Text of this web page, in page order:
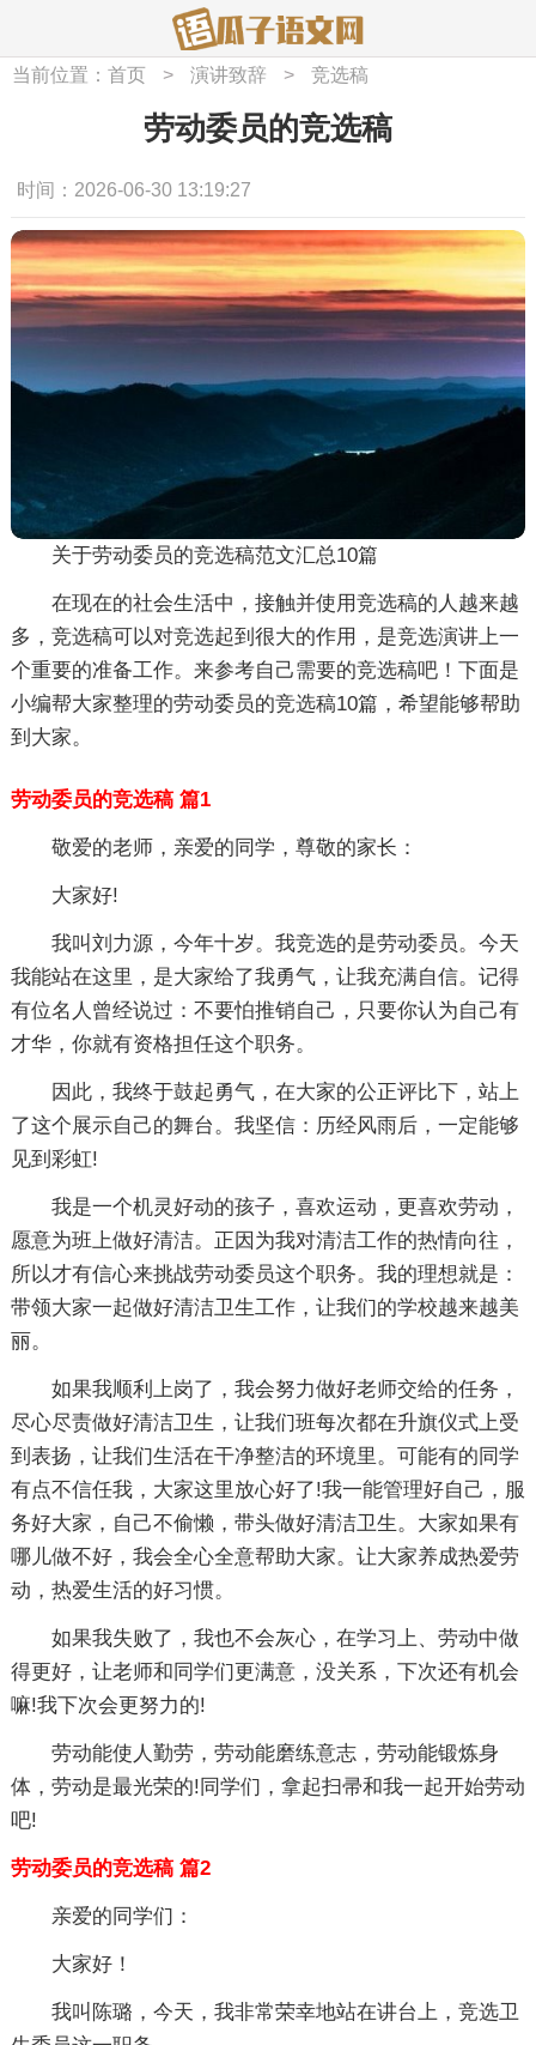
当前位置： 首页 > 演讲致辞 > 竞选稿
劳动委员的竞选稿
时间：2026-06-30 13:19:27
关于劳动委员的竞选稿范文汇总10篇
在现在的社会生活中，接触并使用竞选稿的人越来越
多，竞选稿可以对竞选起到很大的作用，是竞选演讲上一
个重要的准备工作。来参考自己需要的竞选稿吧！下面是
小编帮大家整理的劳动委员的竞选稿10篇，希望能够帮助
到大家。
劳动委员的竞选稿 篇1
敬爱的老师，亲爱的同学，尊敬的家长：
大家好!
我叫刘力源，今年十岁。我竞选的是劳动委员。今天
我能站在这里，是大家给了我勇气，让我充满自信。记得
有位名人曾经说过：不要怕推销自己，只要你认为自己有
才华，你就有资格担任这个职务。
因此，我终于鼓起勇气，在大家的公正评比下，站上
了这个展示自己的舞台。我坚信：历经风雨后，一定能够
见到彩虹!
我是一个机灵好动的孩子，喜欢运动，更喜欢劳动，
愿意为班上做好清洁。正因为我对清洁工作的热情向往，
所以才有信心来挑战劳动委员这个职务。我的理想就是：
带领大家一起做好清洁卫生工作，让我们的学校越来越美
丽。
如果我顺利上岗了，我会努力做好老师交给的任务，
尽心尽责做好清洁卫生，让我们班每次都在升旗仪式上受
到表扬，让我们生活在干净整洁的环境里。可能有的同学
有点不信任我，大家这里放心好了!我一能管理好自己，服
务好大家，自己不偷懒，带头做好清洁卫生。大家如果有
哪儿做不好，我会全心全意帮助大家。让大家养成热爱劳
动，热爱生活的好习惯。
如果我失败了，我也不会灰心，在学习上、劳动中做
得更好，让老师和同学们更满意，没关系，下次还有机会
嘛!我下次会更努力的!
劳动能使人勤劳，劳动能磨练意志，劳动能锻炼身
体，劳动是最光荣的!同学们，拿起扫帚和我一起开始劳动
吧!
劳动委员的竞选稿 篇2
亲爱的同学们：
大家好！
我叫陈璐，今天，我非常荣幸地站在讲台上，竞选卫